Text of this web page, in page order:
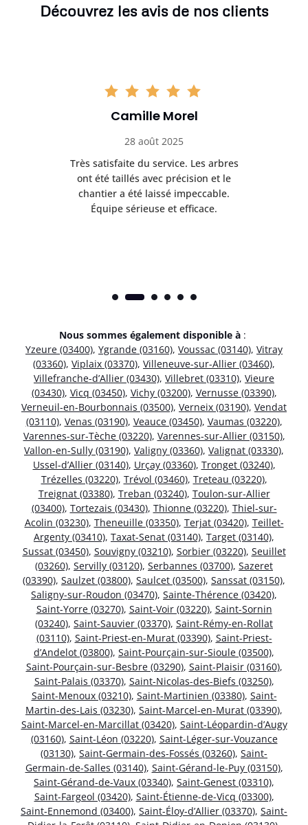
Découvrez les avis de nos clients
Camille Morel
28 août 2025
Très satisfaite du service. Les arbres
ont été taillés avec précision et le
chantier a été laissé impeccable.
Équipe sérieuse et efficace.
Nous sommes également disponible à :
Yzeure (03400), Ygrande (03160), Voussac (03140), Vitray
(03360), Viplaix (03370), Villeneuve-sur-Allier (03460),
Villefranche-d’Allier (03430), Villebret (03310), Vieure
(03430), Vicq (03450), Vichy (03200), Vernusse (03390),
Verneuil-en-Bourbonnais (03500), Verneix (03190), Vendat
(03110), Venas (03190), Veauce (03450), Vaumas (03220),
Varennes-sur-Tèche (03220), Varennes-sur-Allier (03150),
Vallon-en-Sully (03190), Valigny (03360), Valignat (03330),
Ussel-d’Allier (03140), Urçay (03360), Tronget (03240),
Trézelles (03220), Trévol (03460), Treteau (03220),
Treignat (03380), Treban (03240), Toulon-sur-Allier
(03400), Tortezais (03430), Thionne (03220), Thiel-sur-
Acolin (03230), Theneuille (03350), Terjat (03420), Teillet-
Argenty (03410), Taxat-Senat (03140), Target (03140),
Sussat (03450), Souvigny (03210), Sorbier (03220), Seuillet
(03260), Servilly (03120), Serbannes (03700), Sazeret
(03390), Saulzet (03800), Saulcet (03500), Sanssat (03150),
Saligny-sur-Roudon (03470), Sainte-Thérence (03420),
Saint-Yorre (03270), Saint-Voir (03220), Saint-Sornin
(03240), Saint-Sauvier (03370), Saint-Rémy-en-Rollat
(03110), Saint-Priest-en-Murat (03390), Saint-Priest-
d’Andelot (03800), Saint-Pourçain-sur-Sioule (03500),
Saint-Pourçain-sur-Besbre (03290), Saint-Plaisir (03160),
Saint-Palais (03370), Saint-Nicolas-des-Biefs (03250),
Saint-Menoux (03210), Saint-Martinien (03380), Saint-
Martin-des-Lais (03230), Saint-Marcel-en-Murat (03390),
Saint-Marcel-en-Marcillat (03420), Saint-Léopardin-d’Augy
(03160), Saint-Léon (03220), Saint-Léger-sur-Vouzance
(03130), Saint-Germain-des-Fossés (03260), Saint-
Germain-de-Salles (03140), Saint-Gérand-le-Puy (03150),
Saint-Gérand-de-Vaux (03340), Saint-Genest (03310),
Saint-Fargeol (03420), Saint-Étienne-de-Vicq (03300),
Saint-Ennemond (03400), Saint-Éloy-d’Allier (03370), Saint-